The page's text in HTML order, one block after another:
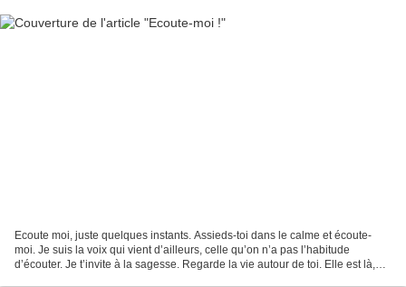
Ecoute moi, juste quelques instants. Assieds-toi dans le calme et écoute-
moi. Je suis la voix qui vient d’ailleurs, celle qu’on n’a pas l’habitude
d’écouter. Je t’invite à la sagesse. Regarde la vie autour de toi. Elle est là,